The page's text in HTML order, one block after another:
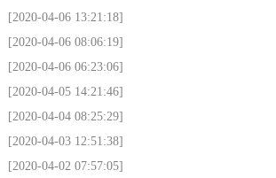
[2020-04-06 13:21:18]
[2020-04-06 08:06:19]
[2020-04-06 06:23:06]
[2020-04-05 14:21:46]
[2020-04-04 08:25:29]
[2020-04-03 12:51:38]
[2020-04-02 07:57:05]